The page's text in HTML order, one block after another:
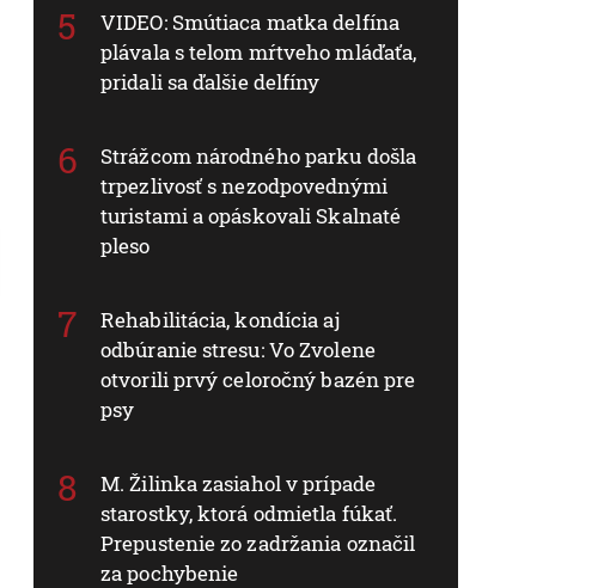
VIDEO: Smútiaca matka delfína
plávala s telom mŕtveho mláďaťa,
pridali sa ďalšie delfíny
Strážcom národného parku došla
trpezlivosť s nezodpovednými
turistami a opáskovali Skalnaté
pleso
Rehabilitácia, kondícia aj
odbúranie stresu: Vo Zvolene
otvorili prvý celoročný bazén pre
psy
M. Žilinka zasiahol v prípade
starostky, ktorá odmietla fúkať.
Prepustenie zo zadržania označil
za pochybenie